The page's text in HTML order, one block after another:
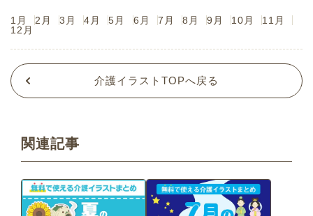
1月 2月 3月 4月 5月 6月 7月 8月 9月 10月
11月
12月
介護イラストTOPへ戻る
関連記事